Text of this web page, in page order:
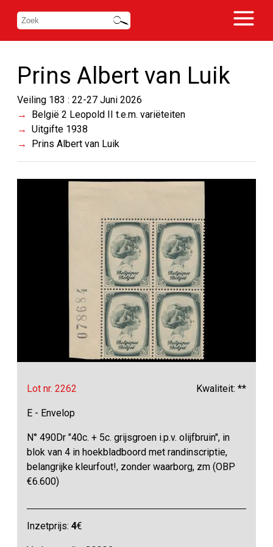
Prins Albert van Luik
Veiling 183 : 22-27 Juni 2026
België 2 Leopold II t.e.m. variëteiten
Uitgifte 1938
Prins Albert van Luik
Lot nr. 2262 Kwaliteit: **
E - Envelop
N° 490Dr "40c. + 5c. grijsgroen i.p.v. olijfbruin", in
blok van 4 in hoekbladboord met randinscriptie,
belangrijke kleurfout!, zonder waarborg, zm (OBP
€6.600)
Inzetprijs:4€